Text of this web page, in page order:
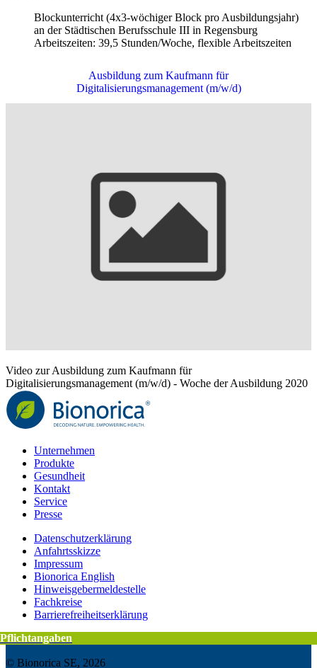
Blockunterricht (4x3-wöchiger Block pro Ausbildungsjahr)
an der Städtischen Berufsschule III in Regensburg
Arbeitszeiten: 39,5 Stunden/Woche, flexible Arbeitszeiten
Ausbildung zum Kaufmann für
Digitalisierungsmanagement (m/w/d)
Video zur Ausbildung zum Kaufmann für
Digitalisierungsmanagement (m/w/d) - Woche der Ausbildung 2020
Unternehmen
Produkte
Gesundheit
Kontakt
Service
Presse
Datenschutzerklärung
Anfahrtsskizze
Impressum
Bionorica English
Hinweisgebermeldestelle
Fachkreise
Barrierefreiheitserklärung
Pflichtangaben
Pflichtangaben
© Bionorica SE, 2026